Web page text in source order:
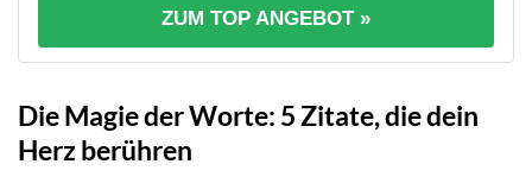
ZUM TOP ANGEBOT »
Die Magie der Worte: 5 Zitate, die dein
Herz berühren